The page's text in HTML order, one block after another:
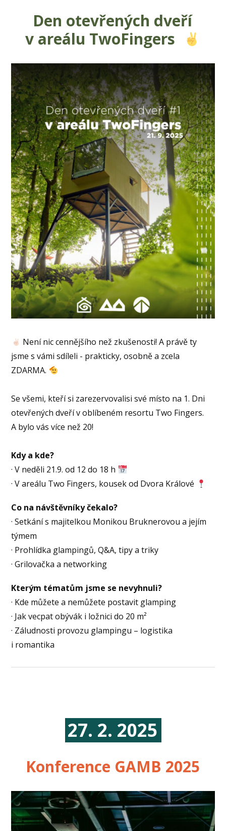
Den otevřených dveří
v areálu TwoFingers
Není nic cennějšího než zkušenosti! A právě ty
jsme s vámi sdíleli - prakticky, osobně a zcela
ZDARMA.
Se všemi, kteří si zarezervovalisi své místo na 1. Dni
otevřených dveří v oblíbeném resortu Two Fingers.
A bylo vás více než 20!
Kdy a kde?
· V neděli 21.9. od 12 do 18 h
· V areálu Two Fingers, kousek od Dvora Králové
Co na návštěvníky čekalo?
· Setkání s majitelkou Monikou Bruknerovou a jejím
týmem
· Prohlídka glampingů, Q&A, tipy a triky
· Grilovačka a networking
Kterým tématům jsme se nevyhnuli?
· Kde můžete a nemůžete postavit glamping
· Jak vecpat obývák i ložnici do 20 m²
· Záludnosti provozu glampingu – logistika
i romantika
27. 2. 2025
Konference GAMB 2025